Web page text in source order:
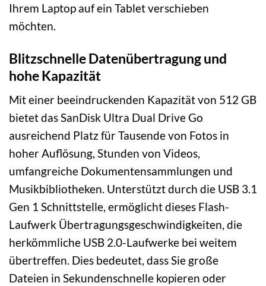
Ihrem Laptop auf ein Tablet verschieben
möchten.
Blitzschnelle Datenübertragung und
hohe Kapazität
Mit einer beeindruckenden Kapazität von 512 GB
bietet das SanDisk Ultra Dual Drive Go
ausreichend Platz für Tausende von Fotos in
hoher Auflösung, Stunden von Videos,
umfangreiche Dokumentensammlungen und
Musikbibliotheken. Unterstützt durch die USB 3.1
Gen 1 Schnittstelle, ermöglicht dieses Flash-
Laufwerk Übertragungsgeschwindigkeiten, die
herkömmliche USB 2.0-Laufwerke bei weitem
übertreffen. Dies bedeutet, dass Sie große
Dateien in Sekundenschnelle kopieren oder